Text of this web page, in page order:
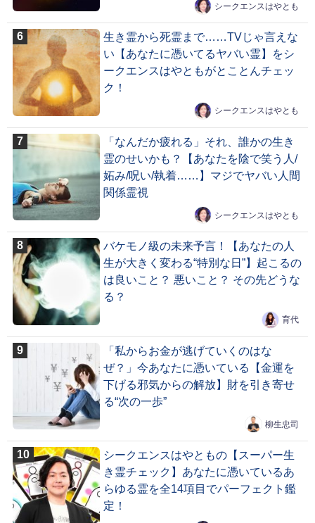
シークエンスはやとも
生き霊から死霊まで……TVじゃ言えな
い【あなたに憑いてるヤバい霊】をシ
ークエンスはやともがとことんチェッ
ク！
シークエンスはやとも
「なんだか疲れる」それ、誰かの生き
霊のせいかも？【あなたを陰で笑う人/
妬み/呪い/執着……】マジでヤバい人間
関係霊視
シークエンスはやとも
バケモノ級の未来予言！【あなたの人
生が大きく変わる“特別な日”】起こるの
は良いこと？ 悪いこと？ その先どうな
る？
育代
「私からお金が逃げていくのはな
ぜ？」今あなたに憑いている【金運を
下げる邪気からの解放】財を引き寄せ
る“次の一歩”
柳生忠司
シークエンスはやともの【スーパー生
き霊チェック】あなたに憑いているあ
らゆる霊を全14項目でパーフェクト鑑
定！